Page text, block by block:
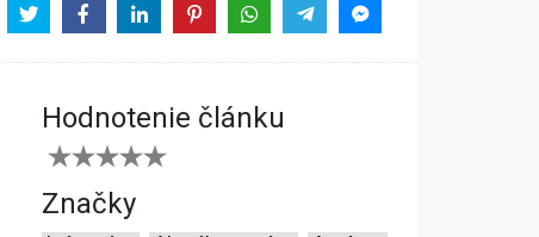
Hodnotenie článku
Značky